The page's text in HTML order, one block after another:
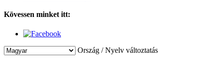
Kövessen minket itt:
Ország / Nyelv változtatás